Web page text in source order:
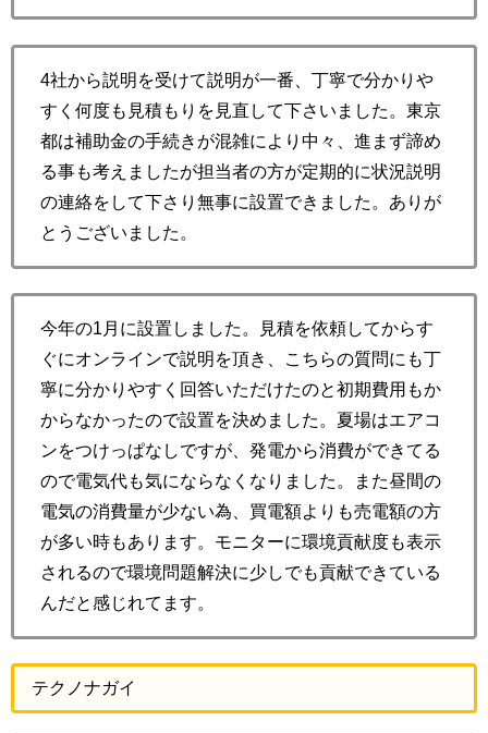
4社から説明を受けて説明が一番、丁寧で分かりや
すく何度も見積もりを見直して下さいました。東京
都は補助金の手続きが混雑により中々、進まず諦め
る事も考えましたが担当者の方が定期的に状況説明
の連絡をして下さり無事に設置できました。ありが
とうございました。
今年の1月に設置しました。見積を依頼してからす
ぐにオンラインで説明を頂き、こちらの質問にも丁
寧に分かりやすく回答いただけたのと初期費用もか
からなかったので設置を決めました。夏場はエアコ
ンをつけっぱなしですが、発電から消費ができてる
ので電気代も気にならなくなりました。また昼間の
電気の消費量が少ない為、買電額よりも売電額の方
が多い時もあります。モニターに環境貢献度も表示
されるので環境問題解決に少しでも貢献できている
んだと感じれてます。
テクノナガイ